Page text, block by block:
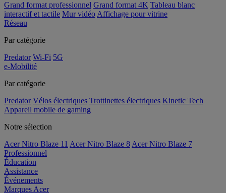
Grand format professionnel Grand format 4K Tableau blanc
interactif et tactile Mur vidéo Affichage pour vitrine
Réseau
Par catégorie
Predator Wi-Fi 5G
e-Mobilité
Par catégorie
Predator Vélos électriques Trottinettes électriques Kinetic Tech
Appareil mobile de gaming
Notre sélection
Acer Nitro Blaze 11 Acer Nitro Blaze 8 Acer Nitro Blaze 7
Professionnel
Éducation
Assistance
Événements
Marques Acer